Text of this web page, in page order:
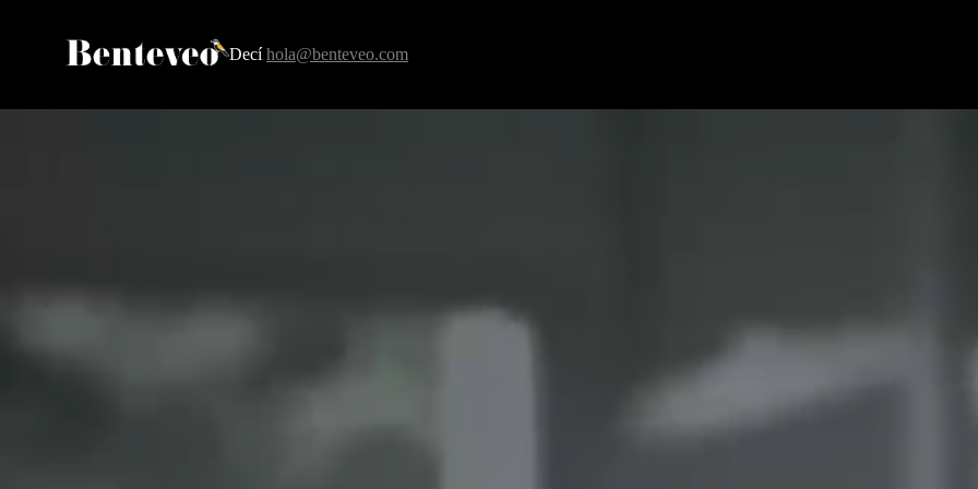
Decíhola@benteveo.com